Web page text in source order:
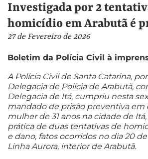
Investigada por 2
homicídio em Arabutã é
27 de Fevereiro de 2026
Boletim da Polícia Civil à
A Polícia Civil de Santa Catarina,
Delegacia de Polícia de Arabutã,
Delegacia de Itá, cumpriu nesta
mandado de prisão preventiva em
mulher de 31 anos na cidade de
prática de duas tentativas de
e dano, fatos ocorridos no dia 20
Linha Aurora, interior de Arabutã.